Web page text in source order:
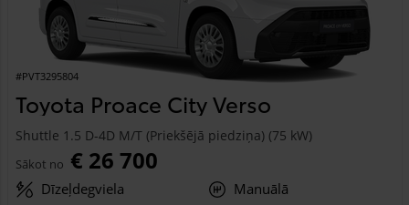
#PVT3295804
Toyota Proace City Verso
Shuttle 1.5 D-4D M/T (Priekšējā piedziņa) (75 kW)
Sākot no € 26 700
Dīzeļdegviela
Manuālā